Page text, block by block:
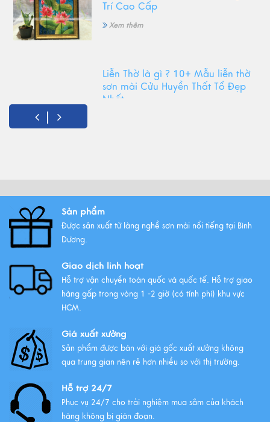
Trí Cao Cấp
Xem thêm
Liễn Thờ là gì ? 10+ Mẫu liễn thờ
sơn mài Cửu Huyền Thất Tổ Đẹp
Nhất
Xem thêm
Sản phẩm
Được sản xuất từ làng nghề sơn mài nổi tiếng tại Bình
Dương.
Giao dịch linh hoạt
Hỗ trợ vận chuyển toàn quốc và quốc tế. Hỗ trợ giao
hàng gấp trong vòng 1 -2 giờ (có tính phí) khu vực
HCM.
Giá xuất xưởng
Sản phẩm được bán với giá gốc xuất xưởng không
qua trung gian nên rẻ hơn nhiều so với thị trường.
Hỗ trợ 24/7
Phục vụ 24/7 cho trải nghiệm mua sắm của khách
hàng không bị gián đoạn.